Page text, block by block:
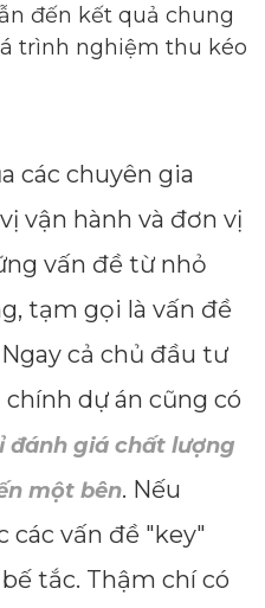
đến kết quả chung
trình nghiệm thu kéo
các chuyên gia
vận hành và đơn vị
vấn đề từ nhỏ
tạm gọi là vấn đề
cả chủ đầu tư
dự án cũng có
đánh giá chất lượng
một bên. Nếu
các vấn đề "key"
tắc. Thậm chí có